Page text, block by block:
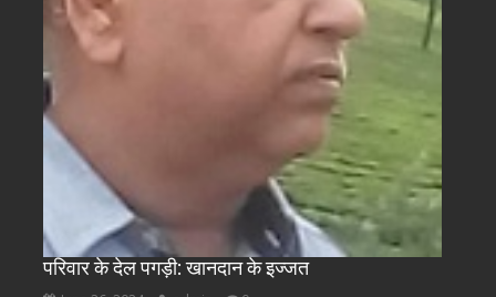
परिवार के देल पगड़ी: खानदान के इज्जत